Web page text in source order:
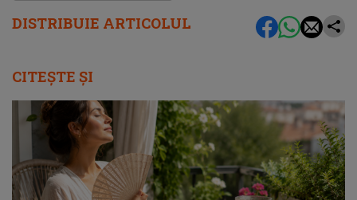
DISTRIBUIE ARTICOLUL
CITEȘTE ȘI